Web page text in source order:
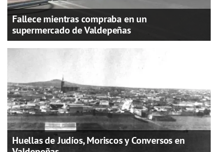
Fallece mientras compraba en un
supermercado de Valdepeñas
Huellas de Judíos, Moriscos y Conversos en